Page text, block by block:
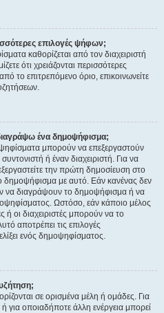
επιλογές ψήφων;
καθορίζεται από τον διαχειριστή
ότι χρειάζονται περισσότερες
το επιτρεπόμενο όριο, επικοινωνείτε
ένα δημοψήφισμα;
μπορούν να επεξεργαστούν
ή έναν διαχειριστή. Για να
την πρώτη δημοσίευση στο
δημοψήφισμα με αυτό. Εάν κανένας δεν
να διαγράψουν το δημοψήφισμα ή να
Ωστόσο, εάν κάποιο μέλος
ή οι διαχειριστές μπορούν να το
αποτρέπει τις επιλογές
ενός δημοψηφίσματος.
σε ορισμένα μέλη ή ομάδες. Για
για οποιαδήποτε άλλη ενέργεια μπορεί